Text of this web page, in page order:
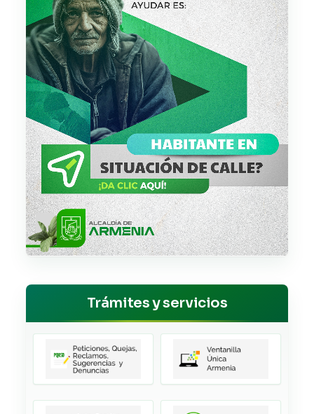
Trámites y servicios